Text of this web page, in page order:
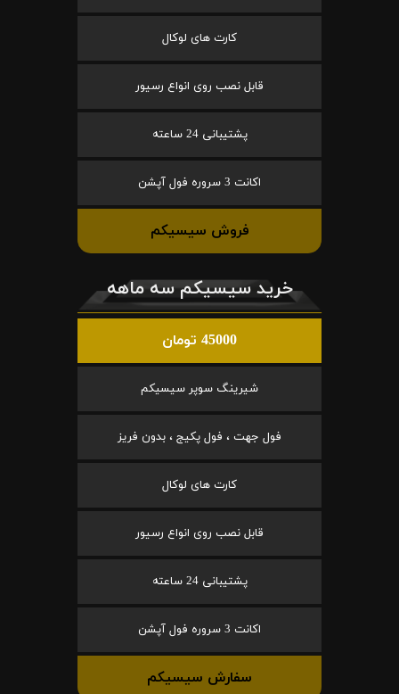
کارت های لوکال
قابل نصب روی انواع رسیور
پشتیبانی 24 ساعته
اکانت 3 سروره فول آپشن
فروش سیسیکم
خرید سیسیکم سه ماهه
45000 تومان
شیرینگ سوپر سیسیکم
فول جهت ، فول پکیج ، بدون فریز
کارت های لوکال
قابل نصب روی انواع رسیور
پشتیبانی 24 ساعته
اکانت 3 سروره فول آپشن
سفارش سیسیکم